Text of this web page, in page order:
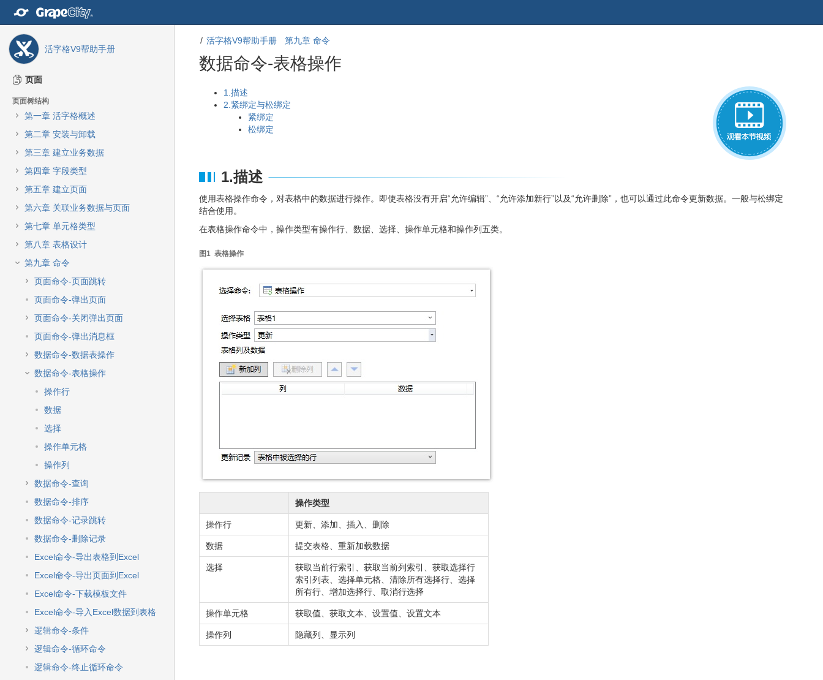
活字格V9帮助手册
页面
页面树结构
第一章 活字格概述
第二章 安装与卸载
第三章 建立业务数据
第四章 字段类型
第五章 建立页面
第六章 关联业务数据与页面
第七章 单元格类型
第八章 表格设计
第九章 命令
页面命令-页面跳转
页面命令-弹出页面
页面命令-关闭弹出页面
页面命令-弹出消息框
数据命令-数据表操作
数据命令-表格操作
操作行
数据
选择
操作单元格
操作列
数据命令-查询
数据命令-排序
数据命令-记录跳转
数据命令-删除记录
Excel命令-导出表格到Excel
Excel命令-导出页面到Excel
Excel命令-下载模板文件
Excel命令-导入Excel数据到表格
逻辑命令-条件
逻辑命令-循环命令
逻辑命令-终止循环命令
活字格V9帮助手册 第九章 命令
banner
的
标
题
数据命令-表格操作
1.描述
2.紧绑定与松绑定
紧绑定
松绑定
1.描述
使用表格操作命令，对表格中的数据进行操作。即使表格没有开启“允许编辑”、“允许添加新行”以及“允许删除”，也可以通过此命令更新数据。一般与松绑定
结合使用。
在表格操作命令中，操作类型有操作行、数据、选择、操作单元格和操作列五类。
图1 表格操作
操作类型
操作行 更新、添加、插入、删除
数据 提交表格、重新加载数据
选择
获取当前行索引、获取当前列索引、获取选择行
索引列表、选择单元格、清除所有选择行、选择
所有行、增加选择行、取消行选择
操作单元格 获取值、获取文本、设置值、设置文本
操作列 隐藏列、显示列